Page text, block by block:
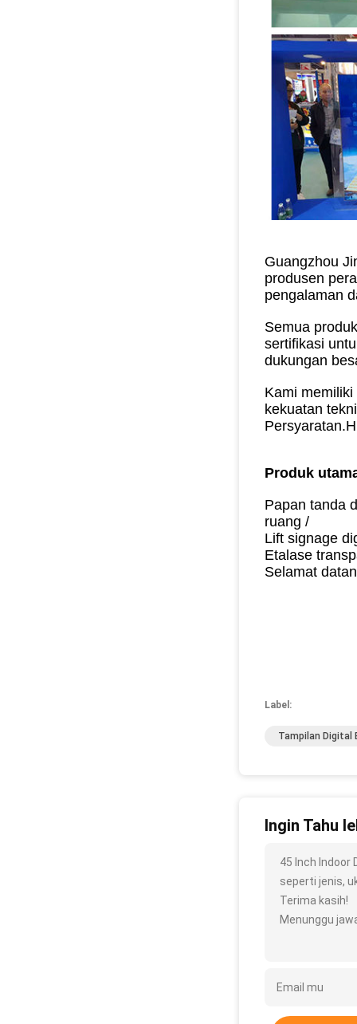
Guangzhou
produsen
pengalaman
Semua
sertifikasi
dukungan
Kami
kekuatan
Produk
Papan tanda
ruang /
Lift signage
Etalase
Selamat
Label:
Tampilan Digital
Ingin Tahu
45 Inch Indoor
seperti jenis,
Terima kasih!
Menunggu